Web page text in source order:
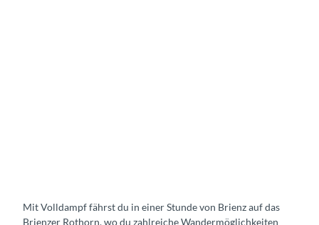
Mit Volldampf fährst du in einer Stunde von Brienz auf das
Brienzer Rothorn, wo du zahlreiche Wandermöglichkeiten